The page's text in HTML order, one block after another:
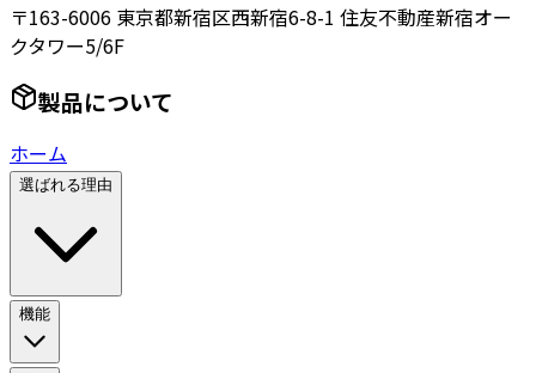
〒163-6006 東京都新宿区西新宿6-8-1 住友不動産新宿オー
クタワー5/6F
製品について
ホーム
選ばれる理由
機能